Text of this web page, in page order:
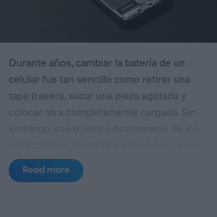
Durante años, cambiar la batería de un
celular fue tan sencillo como retirar una
tapa trasera, sacar una pieza agotada y
colocar otra completamente cargada. Sin
fabricantes apostaron por diseños más
delgados, cuerpos de vidrio y metal,
Read more